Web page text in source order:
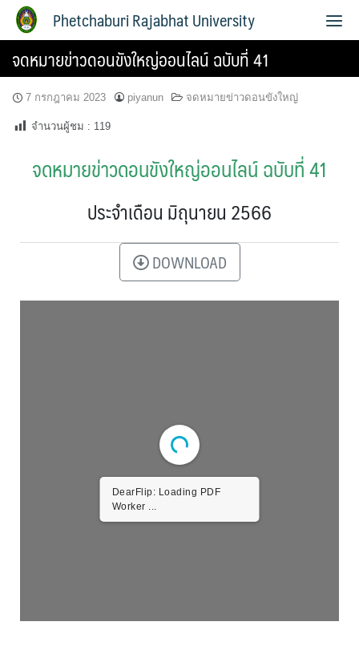
Phetchaburi Rajabhat University
จดหมายข่าวดอนขังใหญ่ออนไลน์ ฉบับที่ 41
7 กรกฎาคม 2023 piyanun จดหมายข่าวดอนขังใหญ่
จำนวนผู้ชม : 119
จดหมายข่าวดอนขังใหญ่ออนไลน์ ฉบับที่ 41
ประจำเดือน มิถุนายน 2566
DOWNLOAD
DearFlip: Loading PDF
Worker ...